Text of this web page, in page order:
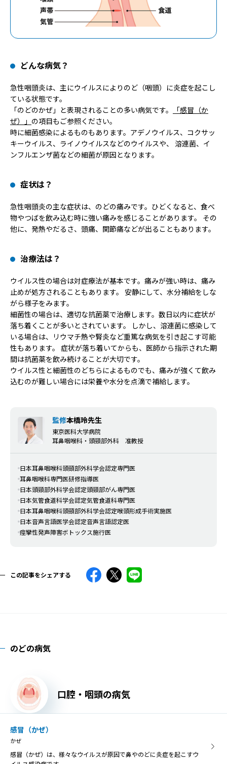
どんな病気？
急性咽頭炎は、主にウイルスによりのど（咽頭）に炎症を起こし
ている状態です。
「のどのかぜ」と表現されることの多い病気です。
「感冒（か
ぜ）」 の項目もご参照ください。
時に細菌感染によるものもあります。アデノウイルス、コクサッ
キーウイルス、ライノウイルスなどのウイルスや、 溶連菌、イ
ンフルエンザ菌などの細菌が原因となります。
症状は？
急性咽頭炎の主な症状は、のどの痛みです。ひどくなると、食べ
物やつばを飲み込む時に強い痛みを感じることがあります。 その
他に、発熱やだるさ、頭痛、関節痛などが出ることもあります。
治療法は？
ウイルス性の場合は対症療法が基本です。痛みが強い時は、痛み
止めが処方されることもあります。 安静にして、水分補給をしな
がら様子をみます。
細菌性の場合は、適切な抗菌薬で治療します。数日以内に症状が
落ち着くことが多いとされています。 しかし、溶連菌に感染して
いる場合は、リウマチ熱や腎炎など重篤な病気を引き起こす可能
性もあります。 症状が落ち着いてからも、医師から指示された期
間は抗菌薬を飲み続けることが大切です。
ウイルス性と細菌性のどちらによるものでも、痛みが強くて飲み
込むのが難しい場合には栄養や水分を点滴で補給します。
監修本橋玲先生
東京医科大学病院
耳鼻咽喉科・頭頸部外科 准教授
日本耳鼻咽喉科頭頸部外科学会認定専門医
耳鼻咽喉科専門医研修指導医
日本頭頸部外科学会認定頭頸部がん専門医
日本気管食道科学会認定気管食道科専門医
日本耳鼻咽喉科頭頸部外科学会認定喉頭形成手術実施医
日本音声言語医学会認定音声言語認定医
痙攣性発声障害ボトックス施行医
この記事をシェアする
のどの病気
口腔・咽頭の病気
感冒（かぜ）
かぜ
感冒（かぜ）は、様々なウイルスが原因で鼻やのどに炎症を起こすウ